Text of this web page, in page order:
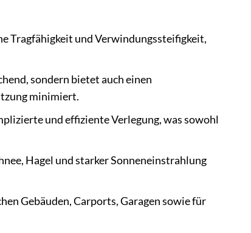
Tragfähigkeit und Verwindungssteifigkeit,
sondern bietet auch einen
minimiert.
und effiziente Verlegung, was sowohl
Hagel und starker Sonneneinstrahlung
Gebäuden, Carports, Garagen sowie für